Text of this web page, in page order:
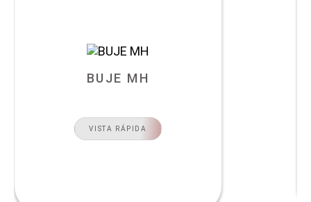
BUJE MH
VISTA RÁPIDA